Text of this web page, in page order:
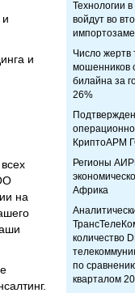
и
на
Технологии
войдут во
Число
мошенников
билайна за
26%
КриптоАРМ
Регионы
Африка
количество
по
кварталом